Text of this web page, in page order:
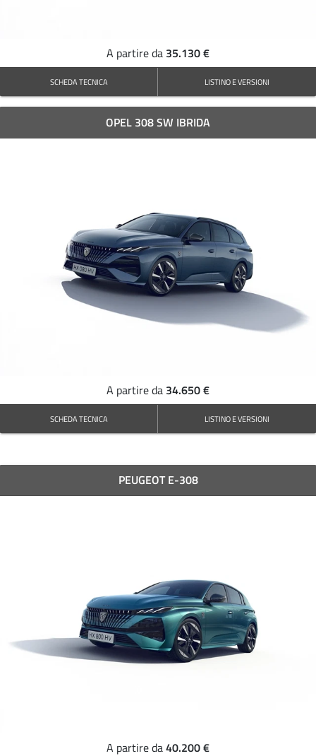
A partire da 35.130 €
SCHEDA TECNICA LISTINO E VERSIONI
OPEL 308 SW IBRIDA
A partire da 34.650 €
SCHEDA TECNICA LISTINO E VERSIONI
PEUGEOT E-308
A partire da40.200 €